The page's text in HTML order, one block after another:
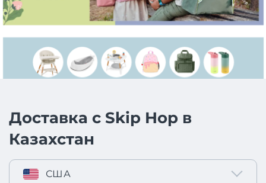
Доставка с Skip Hop в
Казахстан
США